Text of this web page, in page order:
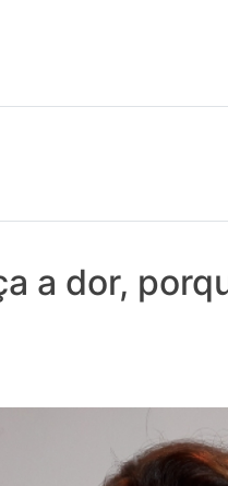
realmente contam! Tudo
a dor,